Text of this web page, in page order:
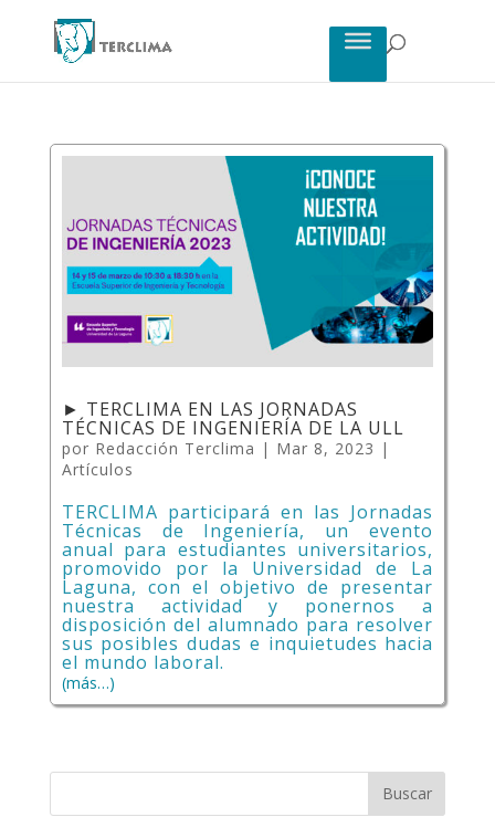
► TERCLIMA EN LAS JORNADAS
TÉCNICAS DE INGENIERÍA DE LA ULL
por Redacción Terclima | Mar 8, 2023 |
Artículos
TERCLIMA participará en las Jornadas
Técnicas de Ingeniería, un evento
anual para estudiantes universitarios,
promovido por la Universidad de La
Laguna, con el objetivo de presentar
nuestra actividad y ponernos a
disposición del alumnado para resolver
sus posibles dudas e inquietudes hacia
el mundo laboral.
(más…)